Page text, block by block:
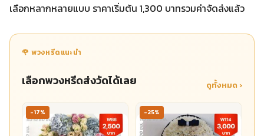
เลือกหลากหลายแบบ ราคาเริ่มต้น 1,300 บาทรวมค่าจัดส่งแล้ว
🌹 พวงหรีดแนะนำ
เลือกพวงหรีดส่งวัดได้เลย ดูทั้งหมด ›
-17% -25%